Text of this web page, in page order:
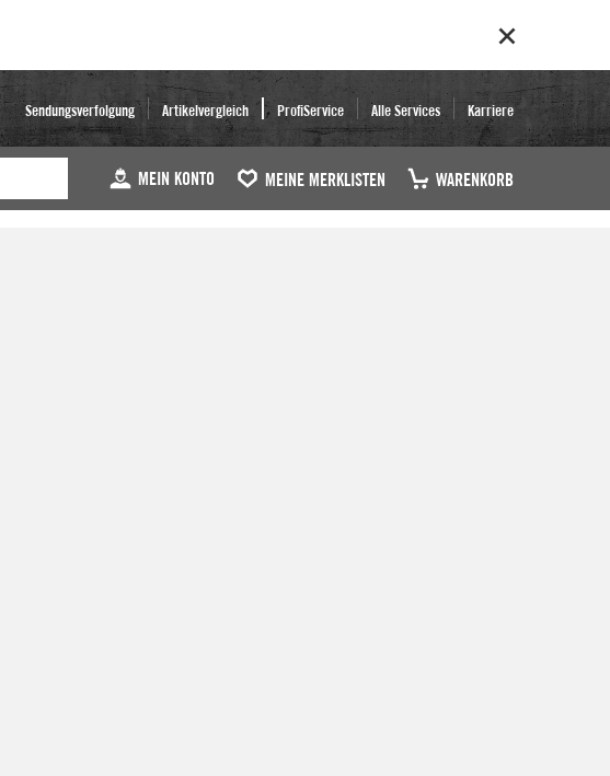
Sendungsverfolgung Artikelvergleich ProfiService Alle Services Karriere
MEIN KONTO MEINE MERKLISTEN WARENKORB